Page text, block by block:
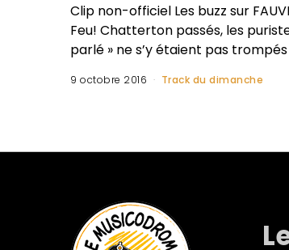
Clip non-officiel Les buzz sur
Feu! Chatterton passés, les
parlé » ne s’y étaient pas trompés
9 octobre 2016 Track du dimanche